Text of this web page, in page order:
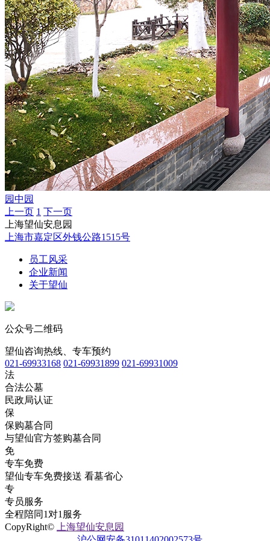
园中园
上一页 1 下一页
上海望仙安息园
上海市嘉定区外钱公路1515号
员工风采
企业新闻
关于望仙
公众号二维码
望仙咨询热线、专车预约
021-69933168 021-69931899 021-69931009
法
合法公墓
民政局认证
保
保购墓合同
与望仙官方签购墓合同
免
专车免费
望仙专车免费接送 看墓省心
专
专员服务
全程陪同1对1服务
CopyRight©
上海望仙安息园